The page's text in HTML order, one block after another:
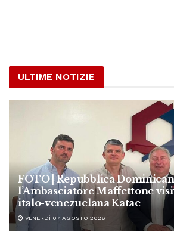
ULTIME NOTIZIE
FOTO | Repubblica
l’Ambasciatore Maffettone
italo-venezuelana Katae
VENERDÌ 07 AGOSTO 2026